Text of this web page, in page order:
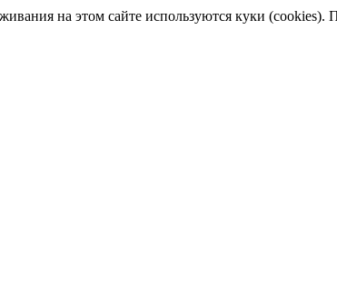
на этом сайте используются куки